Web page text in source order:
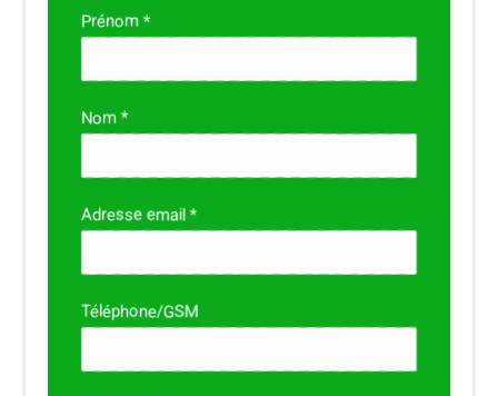
Prénom *
Nom *
Adresse email *
Téléphone/GSM